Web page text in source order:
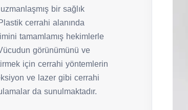
bir sağlık
cerrahi alanında
tamamlamış hekimlerle
görünümünü ve
için cerrahi yöntemlerin
ve lazer gibi cerrahi
da sunulmaktadır.